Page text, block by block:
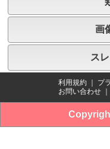
画
ス
利用規約 ｜ プ
お問い合わせ ｜